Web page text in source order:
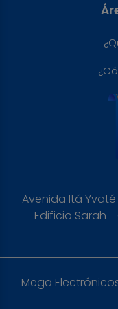
Avenida Itá
Edificio Sarah
Mega